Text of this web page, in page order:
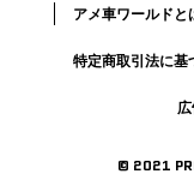
アメ車ワールドと
特定商取引法に基
© 2021